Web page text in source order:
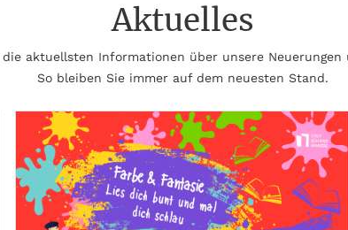
Aktuelles
aktuellsten Informationen über unsere Neuerungen
So bleiben Sie immer auf dem neuesten Stand.